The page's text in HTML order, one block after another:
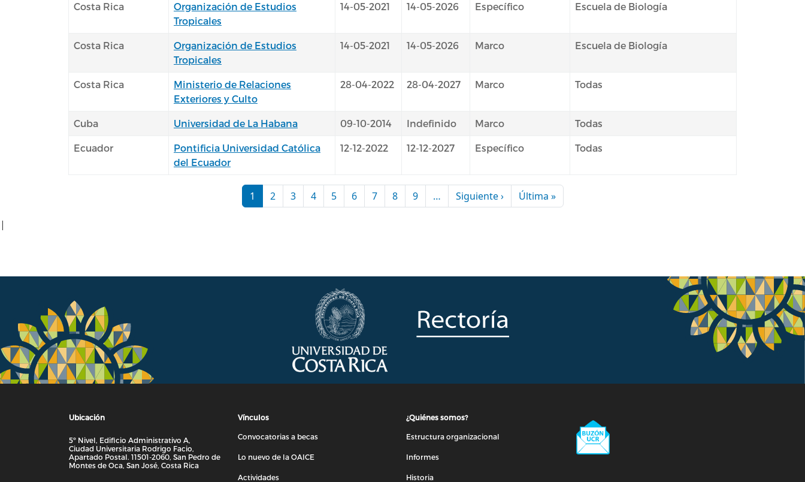
Costa Rica
Organización de Estudios
Tropicales
14-05-2021 14-05-2026 Específico Escuela de Biología
Costa Rica
Organización de Estudios
Tropicales
14-05-2021 14-05-2026 Marco Escuela de Biología
Costa Rica
Ministerio de Relaciones
Exteriores y Culto
28-04-2022 28-04-2027 Marco Todas
Cuba Universidad de La Habana 09-10-2014 Indefinido Marco Todas
Ecuador
Pontificia Universidad Católica
del Ecuador
12-12-2022 12-12-2027 Específico Todas
1 2 3 4 5 6 7 8 9 … Siguiente ›Siguiente página
Última »Última página
|
Ubicación
5º Nivel, Edificio Administrativo A,
Ciudad Universitaria Rodrigo Facio,
Apartado Postal. 11501-2060, San Pedro de
Montes de Oca, San José, Costa Rica
Vínculos
Convocatorias a becas
Lo nuevo de la OAICE
Actividades
¿Quiénes somos?
Estructura organizacional
Informes
Historia